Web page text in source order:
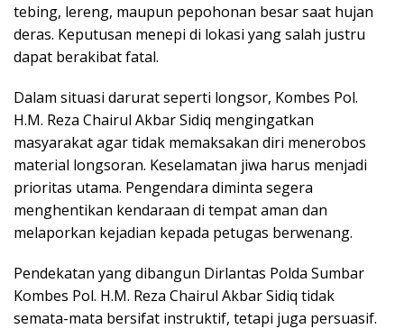
tebing, lereng, maupun pepohonan besar saat hujan
deras. Keputusan menepi di lokasi yang salah justru
dapat berakibat fatal.
Dalam situasi darurat seperti longsor, Kombes Pol.
H.M. Reza Chairul Akbar Sidiq mengingatkan
masyarakat agar tidak memaksakan diri menerobos
material longsoran. Keselamatan jiwa harus menjadi
prioritas utama. Pengendara diminta segera
menghentikan kendaraan di tempat aman dan
melaporkan kejadian kepada petugas berwenang.
Pendekatan yang dibangun Dirlantas Polda Sumbar
Kombes Pol. H.M. Reza Chairul Akbar Sidiq tidak
semata-mata bersifat instruktif, tetapi juga persuasif.